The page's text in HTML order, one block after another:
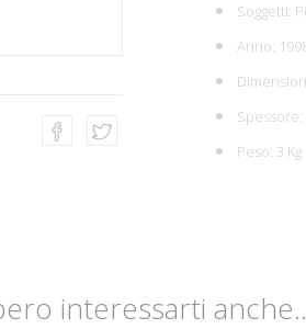
Soggetti:
Anno:
Spessore:
Peso: 3 Kg
interessarti